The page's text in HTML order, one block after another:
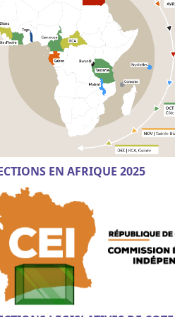
EN AFRIQUE 2025